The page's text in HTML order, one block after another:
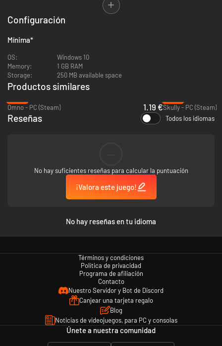
Deja huella tejiendo redes por el mundo interconectado. Coloca telarañas
en casi cualquier superficie y utilízalas para crear tus propios caminos.
vendría bien la ayudita de una amiga y ¡puede que a cambio se unan a tu
Configuración
Mínima*
OS:
Windows 10
Memory:
1 GB RAM
Storage:
250 MB available space
Productos similares
Omno - PC (Steam)
1.19 €Skully - PC (Steam)
Reseñas Todos los idiomas
No hay suficientes reseñas para calcular la puntuación
¡Valora este juego!
No hay reseñas en tu idioma
Términos y condiciones
Política de privacidad
Programa de afiliación
Contacto
Nuestro Servidor y Bot de Discord
Canjear una tarjeta regalo
Blog
Noticias de videojuegos, para PC y consolas
Únete a nuestra comunidad